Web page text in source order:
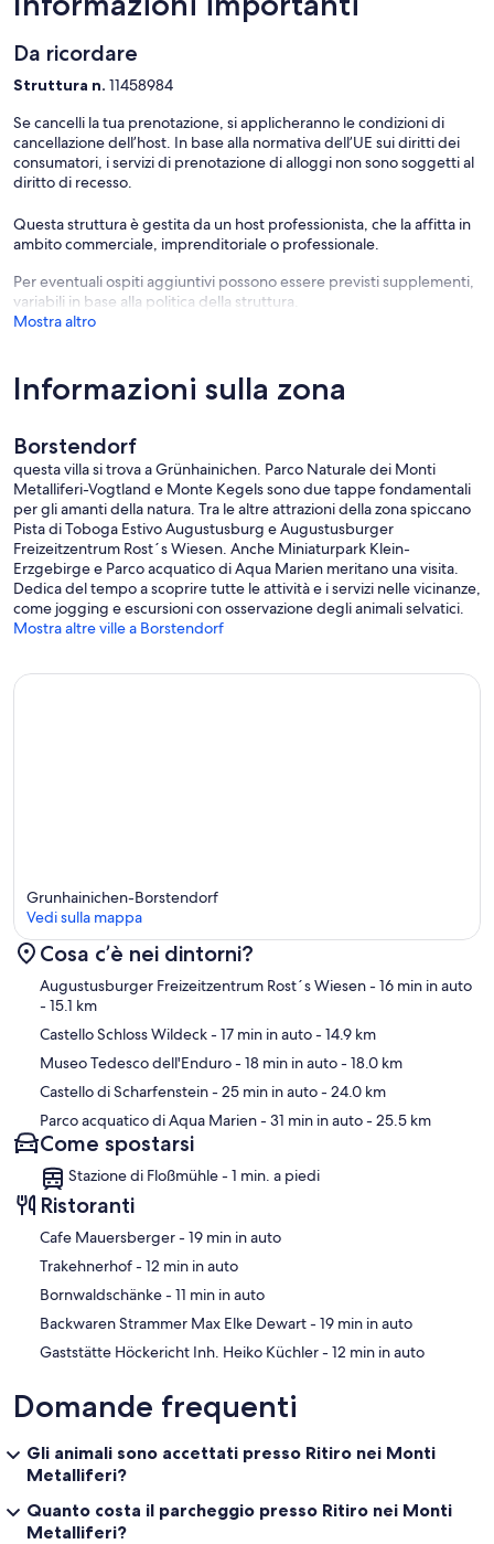
Da ricordare
Struttura n. 11458984
Se cancelli la tua prenotazione, si applicheranno le condizioni di
cancellazione dell’host. In base alla normativa dell’UE sui diritti dei
consumatori, i servizi di prenotazione di alloggi non sono soggetti al
diritto di recesso.
Questa struttura è gestita da un host professionista, che la affitta in
ambito commerciale, imprenditoriale o professionale.
Per eventuali ospiti aggiuntivi possono essere previsti supplementi,
variabili in base alla politica della struttura.
Mostra altro
Informazioni sulla zona
Borstendorf
questa villa si trova a Grünhainichen. Parco Naturale dei Monti
Metalliferi-Vogtland e Monte Kegels sono due tappe fondamentali
per gli amanti della natura. Tra le altre attrazioni della zona spiccano
Pista di Toboga Estivo Augustusburg e Augustusburger
Freizeitzentrum Rost´s Wiesen. Anche Miniaturpark Klein-
Erzgebirge e Parco acquatico di Aqua Marien meritano una visita.
Dedica del tempo a scoprire tutte le attività e i servizi nelle vicinanze,
come jogging e escursioni con osservazione degli animali selvatici.
Mostra altre ville a Borstendorf
Mappa
Grunhainichen-Borstendorf
Vedi sulla mappa
Cosa c’è nei dintorni?
Augustusburger Freizeitzentrum Rost´s Wiesen- 16 min in auto
- 15.1 km
Castello Schloss Wildeck- 17 min in auto- 14.9 km
Museo Tedesco dell'Enduro- 18 min in auto- 18.0 km
Castello di Scharfenstein- 25 min in auto- 24.0 km
Parco acquatico di Aqua Marien- 31 min in auto- 25.5 km
Come spostarsi
Stazione di Floßmühle - 1 min. a piedi
Ristoranti
‪Cafe Mauersberger - ‬19 min in auto
‪Trakehnerhof - ‬12 min in auto
‪Bornwaldschänke - ‬11 min in auto
‪Backwaren Strammer Max Elke Dewart - ‬19 min in auto
‪Gaststätte Höckericht Inh. Heiko Küchler - ‬12 min in auto
Domande frequenti
Gli animali sono accettati presso Ritiro nei Monti
Metalliferi?
Quanto costa il parcheggio presso Ritiro nei Monti
Metalliferi?